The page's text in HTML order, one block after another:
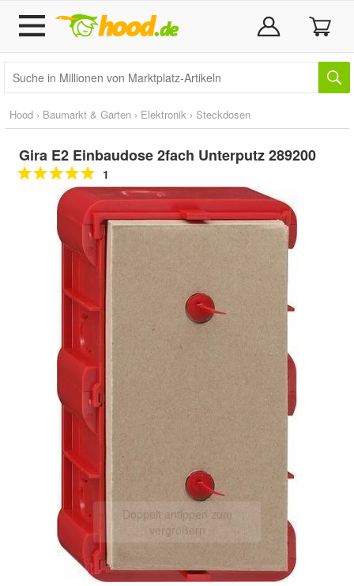
Hood › Baumarkt & Garten › Elektronik › Steckdosen
Gira E2 Einbaudose 2fach Unterputz 289200
1
Doppelt antippen zum
vergrößern